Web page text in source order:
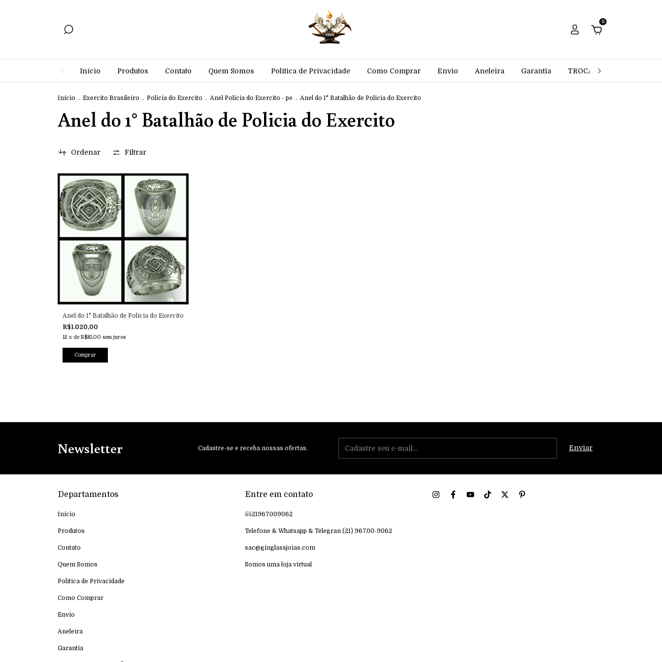
0
Início Produtos Contato Quem Somos Politica de Privacidade Como Comprar Envio Aneleira Garantia TROCAS E DEVOLUÇÕES
Início . Exercito Brasileiro . Policia do Exercito . Anel Polícia do Exercito - pe . Anel do 1° Batalhão de Policia do Exercito
Anel do 1° Batalhão de Policia do Exercito
Ordenar Filtrar
Anel do 1° Batalhão de Polícia do Exercito
R$1.020,00
12 x de R$85,00 sem juros
Comprar
Newsletter Cadastre-se e receba nossas ofertas.
Departamentos
Início
Produtos
Contato
Quem Somos
Politica de Privacidade
Como Comprar
Envio
Aneleira
Garantia
Entre em contato
5521967009062
Telefone & Whatsapp & Telegran (21) 96700-9062
sac@ginglassjoias.com
Somos uma loja virtual